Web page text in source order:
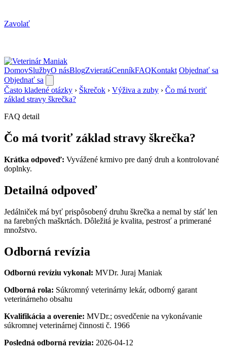
Zavolať
DomovSlužbyO násBlogZvieratáCenníkFAQKontakt Objednať sa
Objednať sa
Často kladené otázky › Škrečok › Výživa a zuby › Čo má tvoriť
základ stravy škrečka?
FAQ detail
Čo má tvoriť základ stravy škrečka?
Krátka odpoveď: Vyvážené krmivo pre daný druh a kontrolované
doplnky.
Detailná odpoveď
Jedálniček má byť prispôsobený druhu škrečka a nemal by stáť len
na farebných maškrtách. Dôležitá je kvalita, pestrosť a primerané
množstvo.
Odborná revízia
Odbornú revíziu vykonal: MVDr. Juraj Maniak
Odborná rola: Súkromný veterinárny lekár, odborný garant
veterinárneho obsahu
Kvalifikácia a overenie: MVDr.; osvedčenie na vykonávanie
súkromnej veterinárnej činnosti č. 1966
Posledná odborná revízia: 2026-04-12